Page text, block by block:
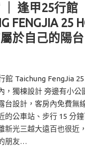
｜ 逢甲25行館
FENGJIA 25
於自己的陽
館 Taichung FengJia
，獨棟設計 旁邊有小公
台設計，客房內免費無
的公車站、步行 15 分
新光三越大遠百也很近
朋友…